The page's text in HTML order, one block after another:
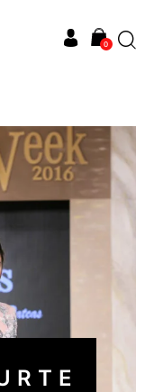
0